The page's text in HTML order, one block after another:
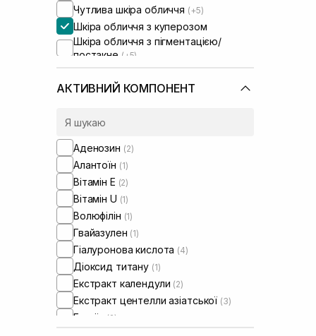
Чутлива шкіра обличчя (+5)
Шкіра обличчя з куперозом
Шкіра обличчя з пігментацією/
постакне (+5)
Шкіра обличчя з розширеними
порами(+4)
Шкіра обличчя з порушеним
Шкіра обличчя з порушеним
АКТИВНИЙ КОМПОНЕНТ
Аденозин (2)
Алантоїн (1)
Вітамін Е (2)
Вітамін U (1)
Волюфілін (1)
Гвайазулен (1)
Гіалуронова кислота (4)
Діоксид титану (1)
Екстракт календули (2)
Екстракт центелли азіатської (3)
Ектоїн (2)